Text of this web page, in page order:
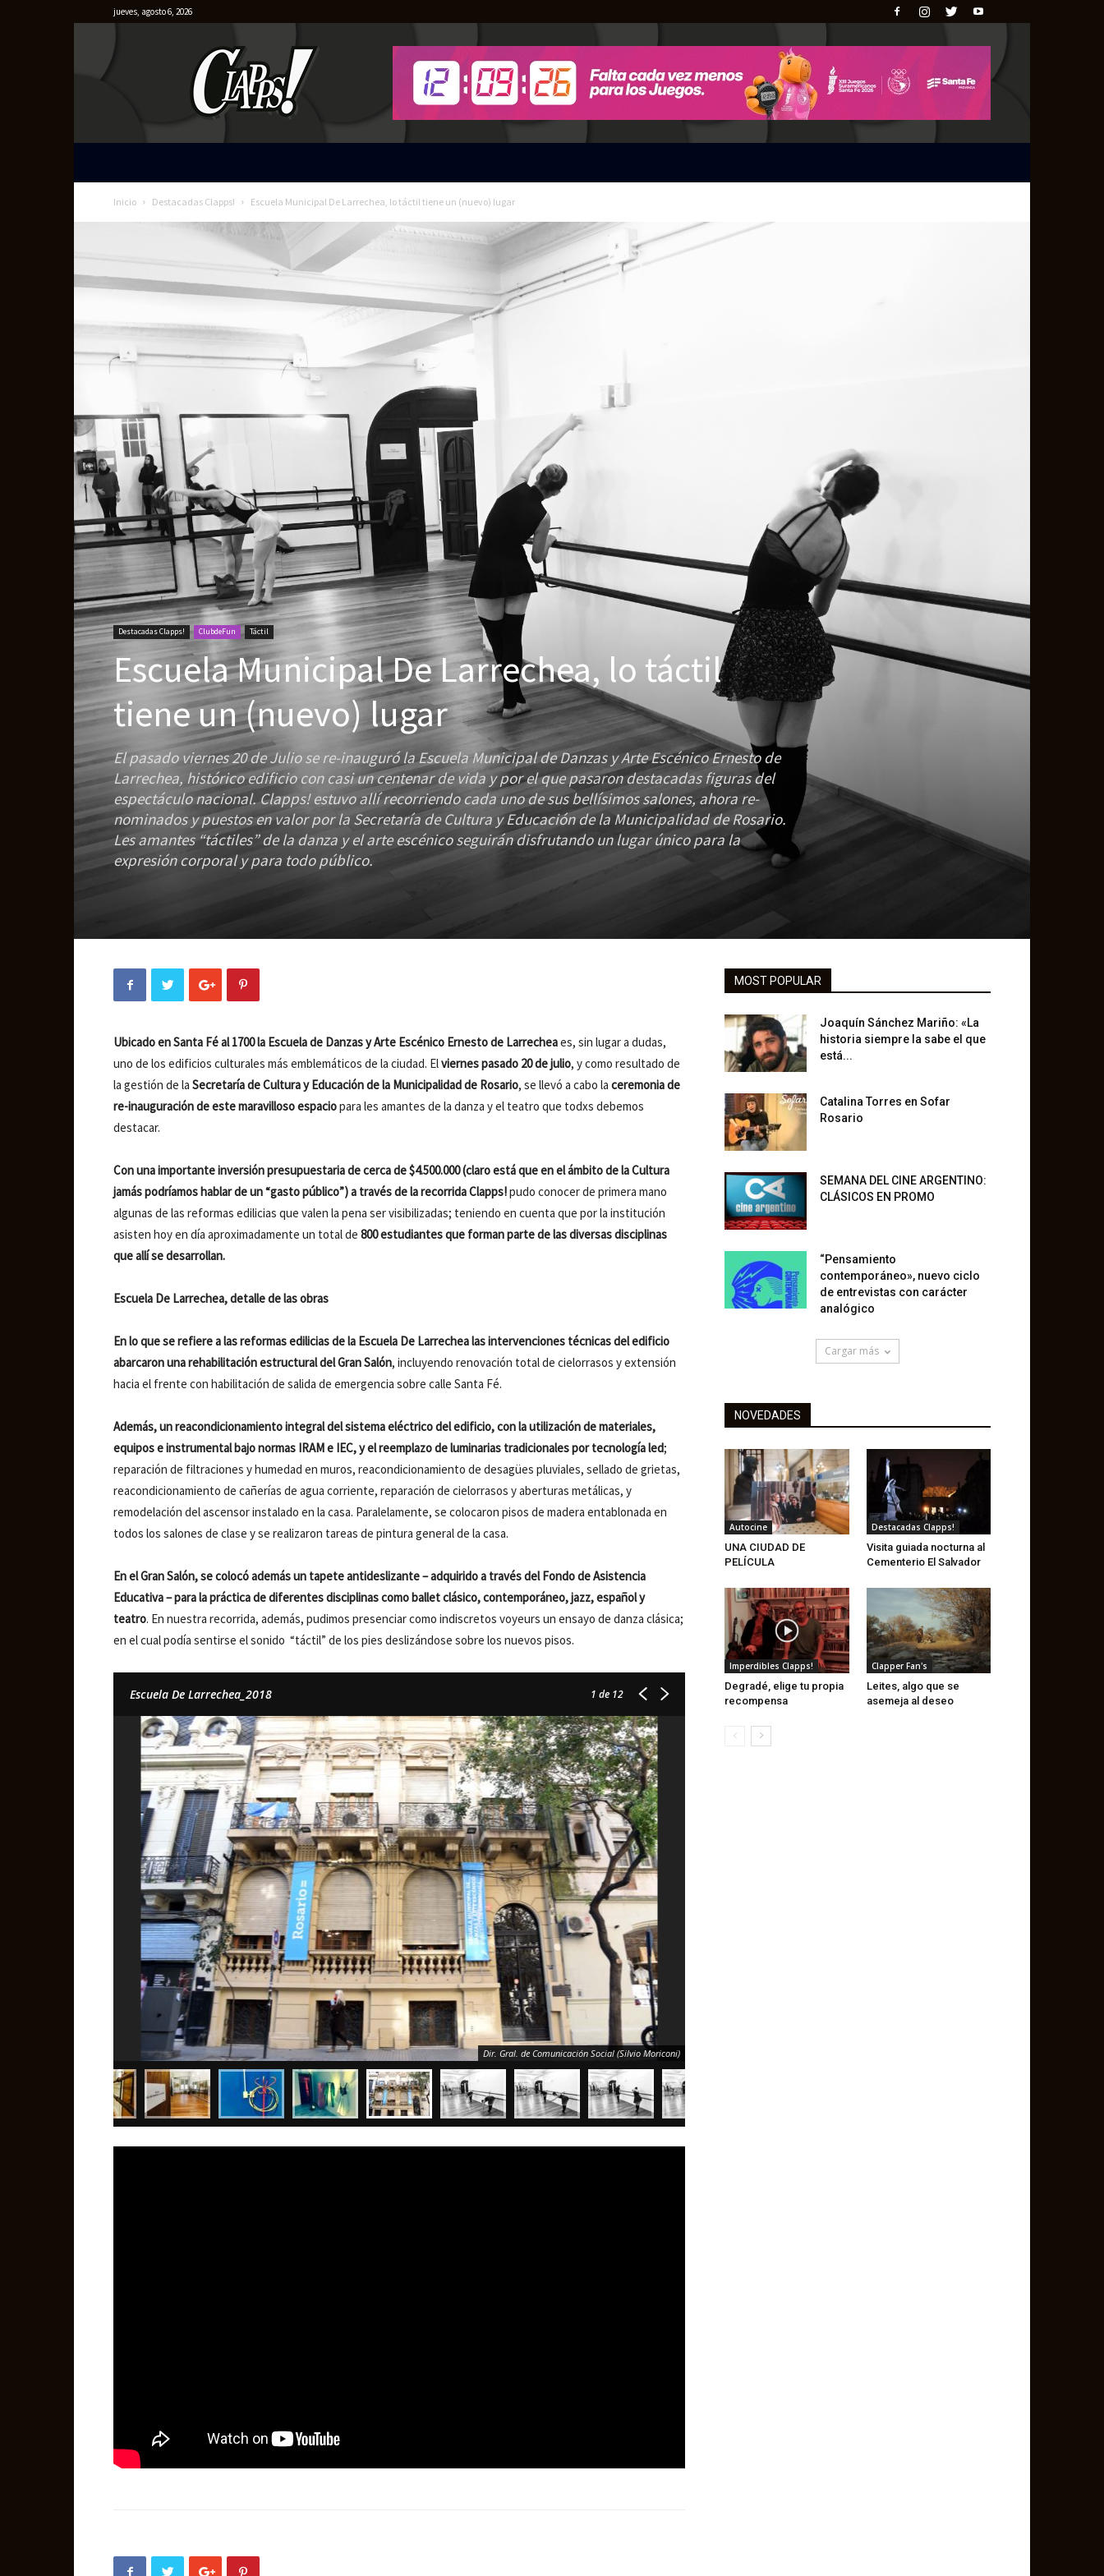
jueves, agosto 6, 2026
Inicio Destacadas Clapps! Escuela Municipal De Larrechea, lo táctil tiene un (nuevo) lugar
Destacadas Clapps! ClubdeFun Táctil
Escuela Municipal De Larrechea, lo táctil
tiene un (nuevo) lugar
El pasado viernes 20 de Julio se re-inauguró la Escuela Municipal de Danzas y Arte Escénico Ernesto de
Larrechea, histórico edificio con casi un centenar de vida y por el que pasaron destacadas figuras del
espectáculo nacional. Clapps! estuvo allí recorriendo cada uno de sus bellísimos salones, ahora re-
nominados y puestos en valor por la Secretaría de Cultura y Educación de la Municipalidad de Rosario.
Les amantes “táctiles” de la danza y el arte escénico seguirán disfrutando un lugar único para la
expresión corporal y para todo público.
Ubicado en Santa Fé al 1700 la Escuela de Danzas y Arte Escénico Ernesto de Larrecheaes, sin lugar a dudas,
uno de los edificios culturales más emblemáticos de la ciudad. Elviernes pasado 20 de julio, y como resultado de
la gestión de la Secretaría de Cultura y Educación de la Municipalidad de Rosario, se llevó a cabo la ceremonia de
re-inauguración de este maravilloso espaciopara les amantes de la danza y el teatro que todxs debemos
destacar.
Con una importante inversión presupuestaria de cerca de $4.500.000 (claro está que en el ámbito de la Cultura
jamás podríamos hablar de un “gasto público”) a través de la recorrida Clapps!pudo conocer de primera mano
algunas de las reformas edilicias que valen la pena ser visibilizadas; teniendo en cuenta que por la institución
asisten hoy en día aproximadamente un total de 800 estudiantes que forman parte de las diversas disciplinas
que allí se desarrollan.
Escuela De Larrechea, detalle de las obras
En lo que se refiere a las reformas edilicias de la Escuela De Larrechea las intervenciones técnicas del edificio
abarcaron una rehabilitación estructural del Gran Salón, incluyendo renovación total de cielorrasos y extensión
hacia el frente con habilitación de salida de emergencia sobre calle Santa Fé.
Además, un reacondicionamiento integral del sistema eléctrico del edificio, con la utilización de materiales,
equipos e instrumental bajo normas IRAM e IEC, y el reemplazo de luminarias tradicionales por tecnología led;
reparación de filtraciones y humedad en muros, reacondicionamiento de desagües pluviales, sellado de grietas,
reacondicionamiento de cañerías de agua corriente, reparación de cielorrasos y aberturas metálicas, y
remodelación del ascensor instalado en la casa. Paralelamente, se colocaron pisos de madera entablonada en
todos los salones de clase y se realizaron tareas de pintura general de la casa.
En el Gran Salón, se colocó además un tapete antideslizante – adquirido a través del Fondo de Asistencia
Educativa – para la práctica de diferentes disciplinas como ballet clásico, contemporáneo, jazz, español y
teatro. En nuestra recorrida, además, pudimos presenciar como indiscretos voyeurs un ensayo de danza clásica;
en el cual podía sentirse el sonido “táctil” de los pies deslizándose sobre los nuevos pisos.
Escuela De Larrechea_2018 1 de 12
Dir. Gral. de Comunicación Social (Silvio Moriconi)
MOST POPULAR
Joaquín Sánchez Mariño: «La
historia siempre la sabe el que
está...
Catalina Torres en Sofar
Rosario
SEMANA DEL CINE ARGENTINO:
CLÁSICOS EN PROMO
“Pensamiento
contemporáneo», nuevo ciclo
de entrevistas con carácter
analógico
Cargar más
NOVEDADES
Autocine
UNA CIUDAD DE
PELÍCULA
Destacadas Clapps!
Visita guiada nocturna al
Cementerio El Salvador
Imperdibles Clapps!
Degradé, elige tu propia
recompensa
Clapper Fan's
Leites, algo que se
asemeja al deseo